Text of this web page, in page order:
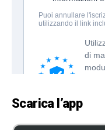
Scarica l’app